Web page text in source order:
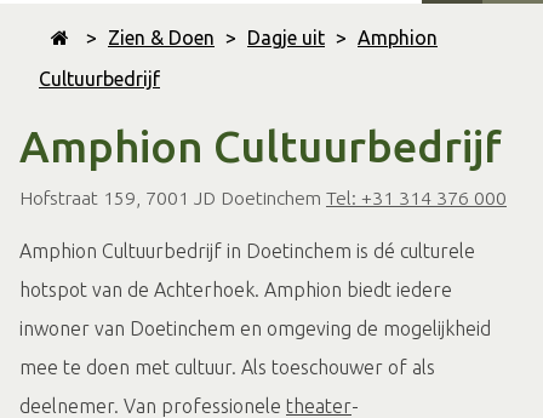
> Zien & Doen > Dagje uit > Amphion
Cultuurbedrijf
Amphion Cultuurbedrijf
Hofstraat 159, 7001 JD Doetinchem Tel: +31 314 376 000
Amphion Cultuurbedrijf in Doetinchem is dé culturele
hotspot van de Achterhoek. Amphion biedt iedere
inwoner van Doetinchem en omgeving de mogelijkheid
mee te doen met cultuur. Als toeschouwer of als
deelnemer. Van professionele theater-